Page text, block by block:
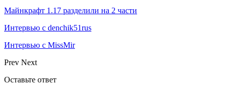
Майнкрафт 1.17 разделили на 2 части
Интервью с denchik51rus
Интервью с MissMir
Prev Next
Оставьте ответ